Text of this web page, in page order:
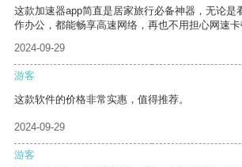
这款加速器app简直是居家旅行必备神器，无论是
作办公，都能畅享高速网络，再也不用担心网速卡
2024-09-29
游客
这款软件的价格非常实惠，值得推荐。
2024-09-29
游客